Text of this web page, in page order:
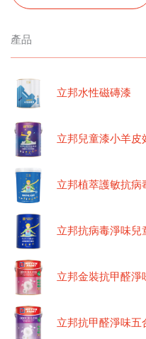
產品
立邦水性磁磚漆
立邦兒童漆小羊皮
立邦植萃護敏抗病
立邦抗病毒淨味兒
立邦金裝抗甲醛淨
立邦抗甲醛淨味五